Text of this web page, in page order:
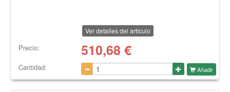
Ver detalles del artículo
Precio: 510,68 €
Cantidad: Añadir